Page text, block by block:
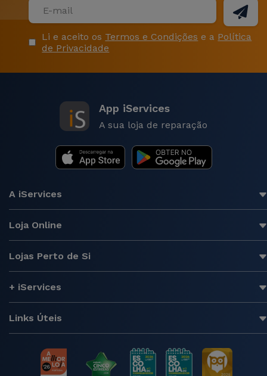
Li e aceito os Termos e Condições e a Política
de Privacidade
App iServices
A sua loja de reparação
A iServices
Loja Online
Lojas Perto de Si
+ iServices
Links Úteis